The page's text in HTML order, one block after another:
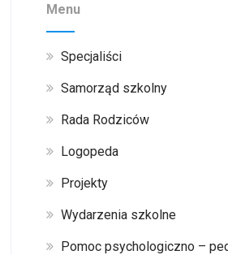
Menu
Specjaliści
Samorząd szkolny
Rada Rodziców
Logopeda
Projekty
Wydarzenia szkolne
Pomoc psychologiczno –